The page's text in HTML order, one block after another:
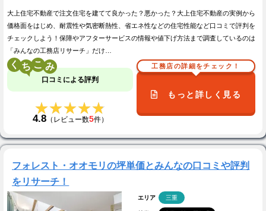
大上住宅不動産で注文住宅を建てて良かった？悪かった？大上住宅不動産の実例から
価格面をはじめ、耐震性や気密断熱性、省エネ性などの住宅性能など口コミで評判を
チェックしよう！保障やアフターサービスの情報や値下げ方法まで調査しているのは
「みんなの工務店リサーチ」だけ…
く こ
口コミによる評判
★★★★★
★★★★★
4.8（レビュー数5件）
工務店の詳細をチェック！
もっと詳しく見る
フォレスト・オオモリの坪単価とみんなの口コミや評判
をリサーチ！
エリア 三重